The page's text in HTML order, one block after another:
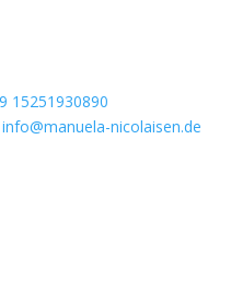
15251930890
info@manuela-nicolaisen.de